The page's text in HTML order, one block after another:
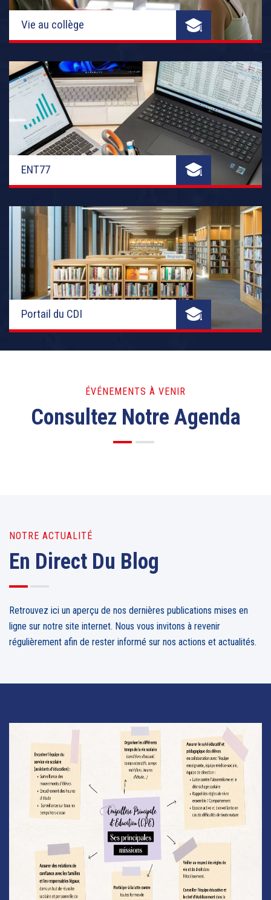
Vie au collège
ENT77
Portail du CDI
ÉVÉNEMENTS À VENIR
Consultez Notre Agenda
NOTRE ACTUALITÉ
En Direct Du Blog
Retrouvez ici un aperçu de nos dernières publications mises en
ligne sur notre site internet. Nous vous invitons à revenir
régulièrement afin de rester informé sur nos actions et actualités.